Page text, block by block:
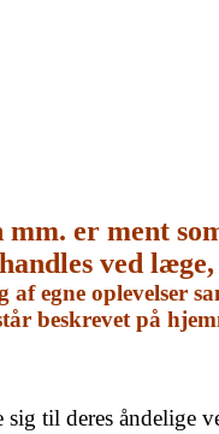
er ment
ved
egne oplevelser
beskrevet på
til deres åndelige